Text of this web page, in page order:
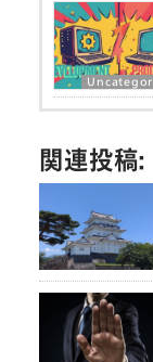
関連投稿: